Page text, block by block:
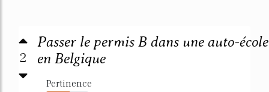
2
Passer le permis B dans une auto-école
en Belgique
Pertinence